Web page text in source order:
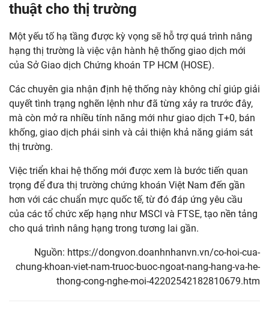
thuật cho thị trường
Một yếu tố hạ tầng được kỳ vọng sẽ hỗ trợ quá trình nâng
hạng thị trường là việc vận hành hệ thống giao dịch mới
của Sở Giao dịch Chứng khoán TP HCM (HOSE).
Các chuyên gia nhận định hệ thống này không chỉ giúp giải
quyết tình trạng nghẽn lệnh như đã từng xảy ra trước đây,
mà còn mở ra nhiều tính năng mới như giao dịch T+0, bán
khống, giao dịch phái sinh và cải thiện khả năng giám sát
thị trường.
Việc triển khai hệ thống mới được xem là bước tiến quan
trọng để đưa thị trường chứng khoán Việt Nam đến gần
hơn với các chuẩn mực quốc tế, từ đó đáp ứng yêu cầu
của các tổ chức xếp hạng như MSCI và FTSE, tạo nền tảng
cho quá trình nâng hạng trong tương lai gần.
Nguồn: https://dongvon.doanhnhanvn.vn/co-hoi-cua-
chung-khoan-viet-nam-truoc-buoc-ngoat-nang-hang-va-he-
thong-cong-nghe-moi-42202542182810679.htm